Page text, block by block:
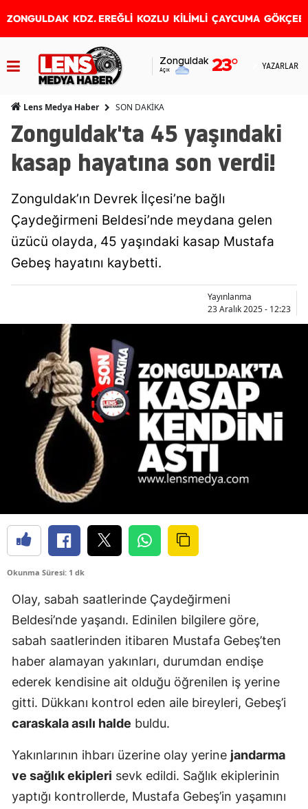
ZONGULDAK KDZ. EREĞLİ KOZLU KİLİMLİ ÇAYCUMA
Zonguldak
Açık 23° YAZARLAR
Lens Medya Haber SON DAKİKA
Zonguldak'ta 45 yaşındaki
kasap hayatına son verdi!
Zonguldak’ın Devrek İlçesi’ne bağlı
Çaydeğirmeni Beldesi’nde meydana gelen
üzücü olayda, 45 yaşındaki kasap Mustafa
Gebeş hayatını kaybetti.
Yayınlanma
23 Aralık 2025 - 12:23
Okunma Süresi: 1 dk
Olay, sabah saatlerinde Çaydeğirmeni
Beldesi’nde yaşandı. Edinilen bilgilere göre,
sabah saatlerinden itibaren Mustafa Gebeş’ten
haber alamayan yakınları, durumdan endişe
ederek kendisine ait olduğu öğrenilen iş yerine
gitti. Dükkanı kontrol eden aile bireyleri, Gebeş’i
caraskala asılı halde buldu.
Yakınlarının ihbarı üzerine olay yerine jandarma
ve sağlık ekipleri sevk edildi. Sağlık ekiplerinin
yaptığı kontrollerde, Mustafa Gebeş’in yaşamını